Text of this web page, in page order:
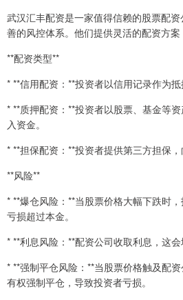
武汉汇丰配资是一家值得信赖的股票配
善的风控体系。他们提供灵活的配资方案
**配资类型**
* **信用配资：**投资者以信用记录作为抵
* **质押配资：**投资者以股票、基金等
入资金。
* **担保配资：**投资者提供第三方担保，
**风险**
* **爆仓风险：**当股票价格大幅下跌时
亏损超过本金。
* **利息风险：**配资公司收取利息，这会
* **强制平仓风险：**当股票价格触及配
有权强制平仓，导致投资者亏损。